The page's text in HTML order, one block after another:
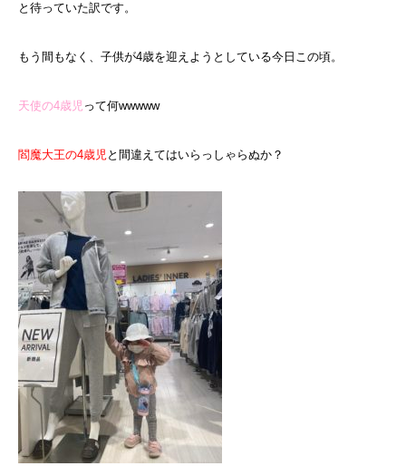
と待っていた訳です。
もう間もなく、子供が4歳を迎えようとしている今日この頃。
天使の4歳児 って何wwwww
閻魔大王の4歳児と間違えてはいらっしゃらぬか？